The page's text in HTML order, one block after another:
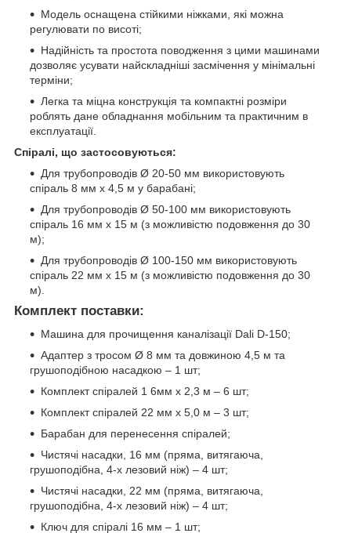
Модель оснащена стійкими ніжками, які можна
регулювати по висоті;
Надійність та простота поводження з цими машинами
дозволяє усувати найскладніші засмічення у мінімальні
терміни;
Легка та міцна конструкція та компактні розміри
роблять дане обладнання мобільним та практичним в
експлуатації.
Спіралі, що застосовуються:
Для трубопроводів Ø 20-50 мм використовують
спіраль 8 мм х 4,5 м у барабані;
Для трубопроводів Ø 50-100 мм використовують
спіраль 16 мм х 15 м (з можливістю подовження до 30
м);
Для трубопроводів Ø 100-150 мм використовують
спіраль 22 мм х 15 м (з можливістю подовження до 30
м).
Комплект поставки:
Машина для прочищення каналізації Dali D-150;
Адаптер з тросом Ø 8 мм та довжиною 4,5 м та
грушоподібною насадкою – 1 шт;
Комплект спіралей 1 6мм х 2,3 м – 6 шт;
Комплект спіралей 22 мм х 5,0 м – 3 шт;
Барабан для перенесення спіралей;
Чистячі насадки, 16 мм (пряма, витягаюча,
грушоподібна, 4-х лезовий ніж) – 4 шт;
Чистячі насадки, 22 мм (пряма, витягаюча,
грушоподібна, 4-х лезовий ніж) – 4 шт;
Ключ для спіралі 16 мм – 1 шт;